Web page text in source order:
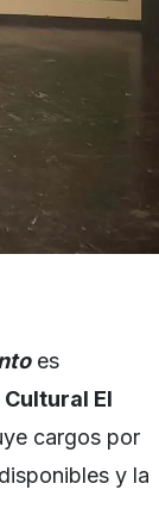
es
El
cargos por
y la